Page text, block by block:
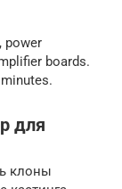
power
boards.
для
клоны